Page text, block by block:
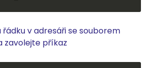
v adresáři se souborem
příkaz